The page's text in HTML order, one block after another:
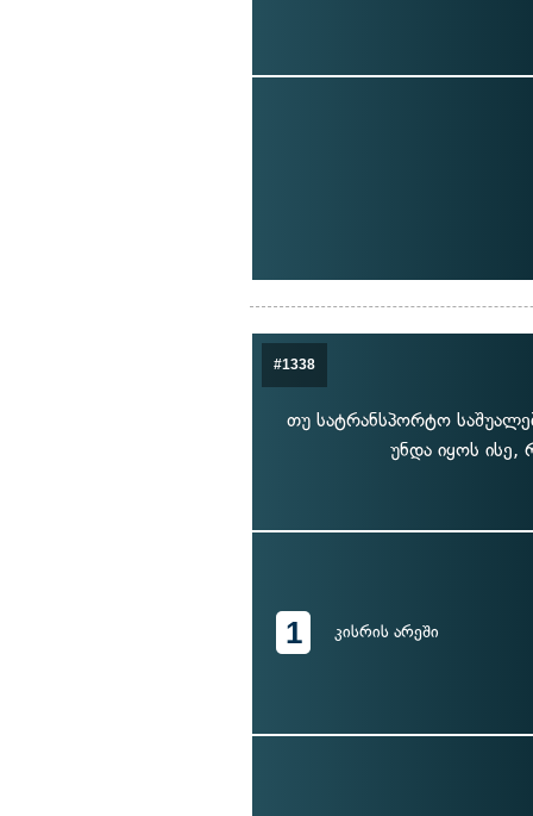
#1338
თუ სატრანსპორტო
უნდა იყოს ისე,
1 კისრის არეში